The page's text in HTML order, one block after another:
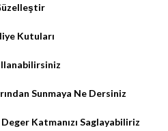
Kutuları
Sunmaya Ne Dersiniz
Katmanızı Saglayabiliriz